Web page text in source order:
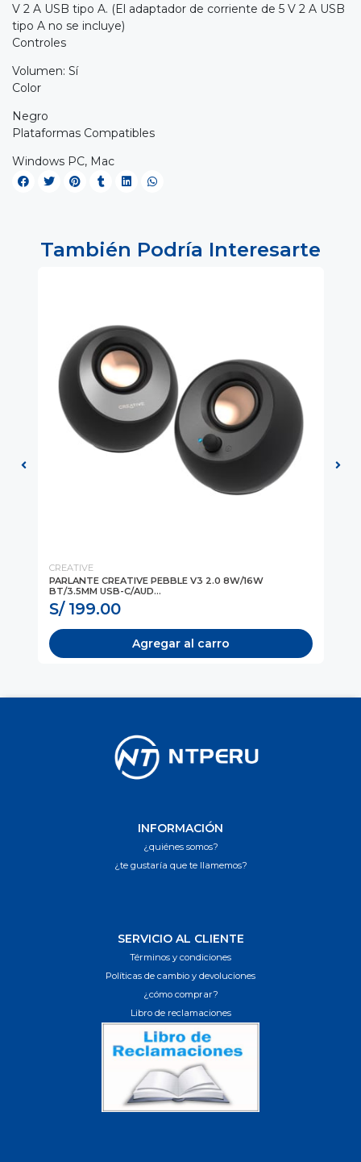
V 2 A USB tipo A. (El adaptador de corriente de 5 V 2 A USB
tipo A no se incluye)
Controles
Volumen: Sí
Color
Negro
Plataformas Compatibles
Windows PC, Mac
También Podría Interesarte
CREATIVE
PARLANTE CREATIVE PEBBLE V3 2.0 8W/16W
BT/3.5MM USB-C/AUD...
S/ 199.00
Agregar al carro
INFORMACIÓN
¿quiénes somos?
¿te gustaría que te llamemos?
SERVICIO AL CLIENTE
Términos y condiciones
Políticas de cambio y devoluciones
¿cómo comprar?
Libro de reclamaciones